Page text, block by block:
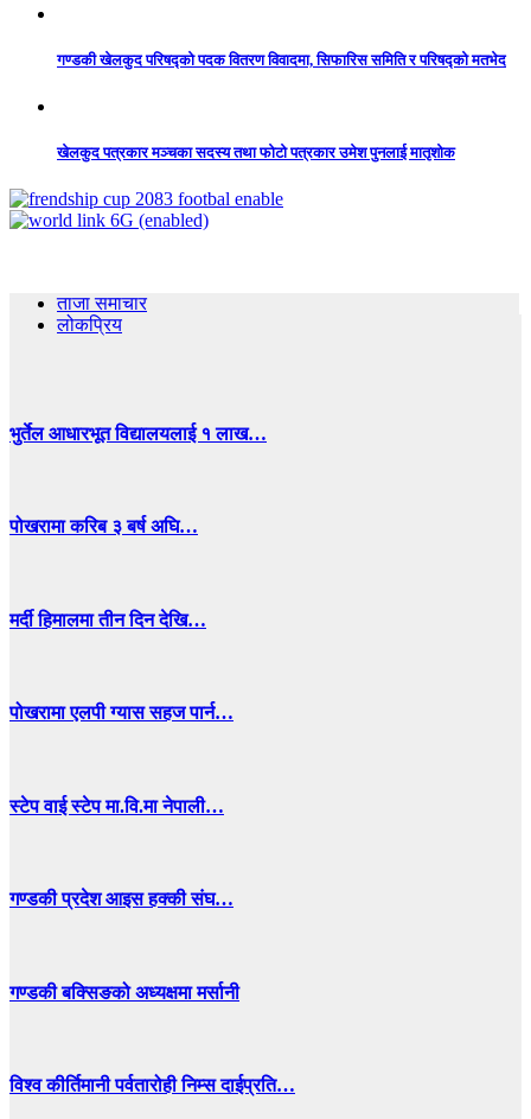
गण्डकी खेलकुद परिषद्को पदक वितरण विवादमा, सिफारिस समिति र परिषद्को मतभेद
खेलकुद पत्रकार मञ्चका सदस्य तथा फोटो पत्रकार उमेश पुनलाई मातृशोक
ताजा समाचार
लोकप्रिय
भुर्तेल आधारभूत विद्यालयलाई १ लाख…
पोखरामा करिब ३ बर्ष अघि…
मर्दी हिमालमा तीन दिन देखि…
पोखरामा एलपी ग्यास सहज पार्न…
स्टेप वाई स्टेप मा.वि.मा नेपाली…
गण्डकी प्रदेश आइस हक्की संघ…
गण्डकी बक्सिङको अध्यक्षमा मर्सानी
विश्व कीर्तिमानी पर्वतारोही निम्स दाईप्रति…